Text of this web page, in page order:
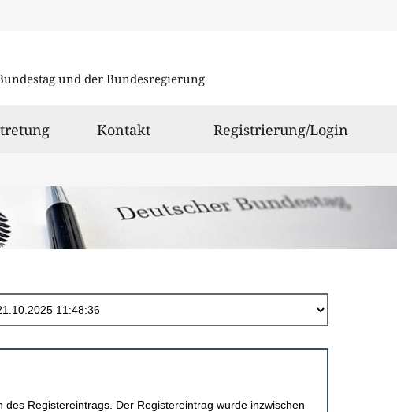
und der Bundesregierung
Kontakt Registrierung/Login
des Registereintrags. Der Registereintrag wurde inzwischen